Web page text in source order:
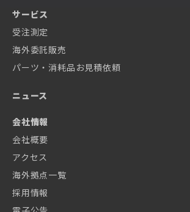
サービス
受注測定
海外委託販売
パーツ・消耗品お見積依頼
ニュース
会社情報
会社概要
アクセス
海外拠点一覧
採用情報